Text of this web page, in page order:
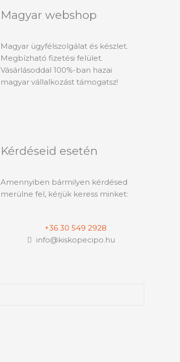
Magyar webshop
Magyar ügyfélszolgálat és készlet.
Megbízható fizetési felület.
Vásárlásoddal 100%-ban hazai
magyar vállalkozást támogatsz!
Kérdéseid esetén
Amennyiben bármilyen kérdésed
merülne fel, kérjük keress minket:
+36 30 549 2928
info@kiskopecipo.hu